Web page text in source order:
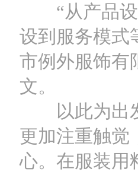
“从产品设
设到服务模式
市例外服饰有
文。
以此为出发
更加注重触觉
心。在服装用